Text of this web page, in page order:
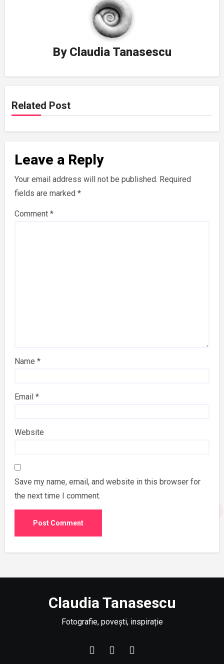
By Claudia Tanasescu
Related Post
Leave a Reply
Your email address will not be published. Required
fields are marked*
Comment*
Name*
Email*
Website
Save my name, email, and website in this browser for
the next time I comment.
Claudia Tanasescu
Fotografie, povești, inspirație